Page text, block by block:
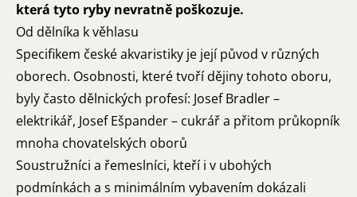
která tyto ryby nevratně poškozuje.
Od dělníka k věhlasu
Specifikem české akvaristiky je její původ v různých
oborech. Osobnosti, které tvoří dějiny tohoto oboru,
byly často dělnických profesí: Josef Bradler –
elektrikář, Josef Ešpander – cukrář a přitom průkopník
mnoha chovatelských oborů
Soustružníci a řemeslníci, kteří i v ubohých
podmínkách a s minimálním vybavením dokázali